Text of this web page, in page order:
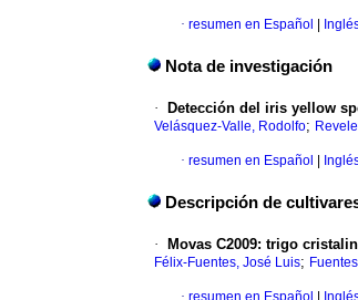
· resumen en Español
Nota de investigación
· Detección del iris yellow
Velásquez-Valle, Rodolfo;
· resumen en Español
Descripción de
· Movas C2009: trigo
Félix-Fuentes, José Luis;